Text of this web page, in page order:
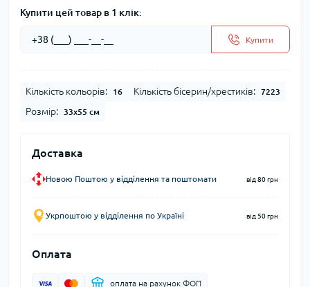
Купити цей товар в 1 клік:
Купити
Кількість кольорів: 16 Кількість бісерин/хрестиків: 7223
Розмір: 33x55 см
Доставка
Новою Поштою у відділення та поштомати від 80 грн
Укрпоштою у відділення по Україні від 50 грн
Оплата
оплата на рахунок ФОП